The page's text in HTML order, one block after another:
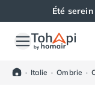
Été
Toutes nos
Camping Alsace
· Italie · Ombrie ·